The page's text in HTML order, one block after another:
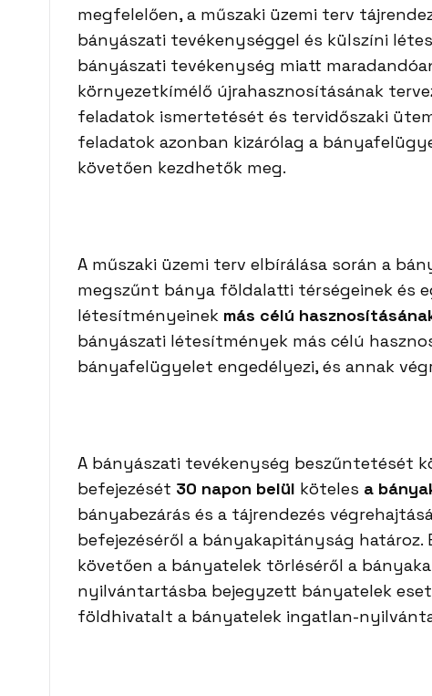
megfelelően, a műszaki üzemi terv
bányászati tevékenységgel és külszíni
bányászati tevékenység miatt
környezetkímélő újrahasznosításának
feladatok ismertetését és tervidőszaki
feladatok azonban kizárólag a
követően kezdhetők meg.
A műszaki üzemi terv elbírálása során a
megszűnt bánya földalatti térségeinek és
létesítményeinek más célú
bányászati létesítmények más célú
bányafelügyelet engedélyezi, és annak
A bányászati tevékenység beszűntetését
befejezését 30 napon belül köteles a
bányabezárás és a tájrendezés
befejezéséről a bányakapitányság határoz.
követően a bányatelek törléséről a
nyilvántartásba bejegyzett bányatelek
földhivatalt a bányatelek ingatlan-